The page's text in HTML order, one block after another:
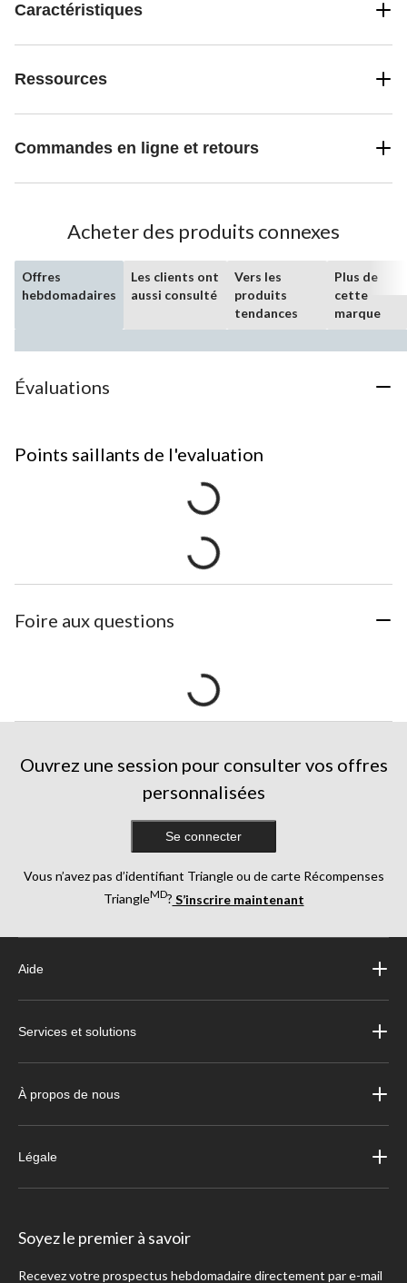
Caractéristiques
Ressources
Commandes en ligne et retours
Acheter des produits connexes
Offres
hebdomadaires
Les clients ont
aussi consulté
Vers les
produits
tendances
Plus de
cette
marque
Évaluations
Points saillants de l'evaluation
Foire aux questions
Ouvrez une session pour consulter vos offres
personnalisées
Se connecter
Vous n’avez pas d’identifiant Triangle ou de carte Récompenses
TriangleMD? S’inscrire maintenant
Aide
Services et solutions
À propos de nous
Légale
Soyez le premier à savoir
Recevez votre prospectus hebdomadaire directement par e-mail